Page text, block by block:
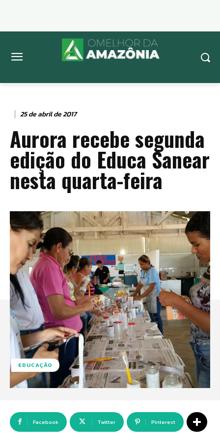
25 de abril de 2017
Aurora recebe segunda
edição do Educa Sanear
nesta quarta-feira
EDUCAÇÃO
Facebook Twitter Pinterest